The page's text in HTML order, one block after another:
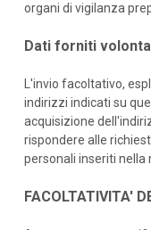
organi di vigilanza
Dati forniti
L'invio facoltativo,
indirizzi indicati su
acquisizione
rispondere alle
personali inseriti nella
FACOLTATIVITA'